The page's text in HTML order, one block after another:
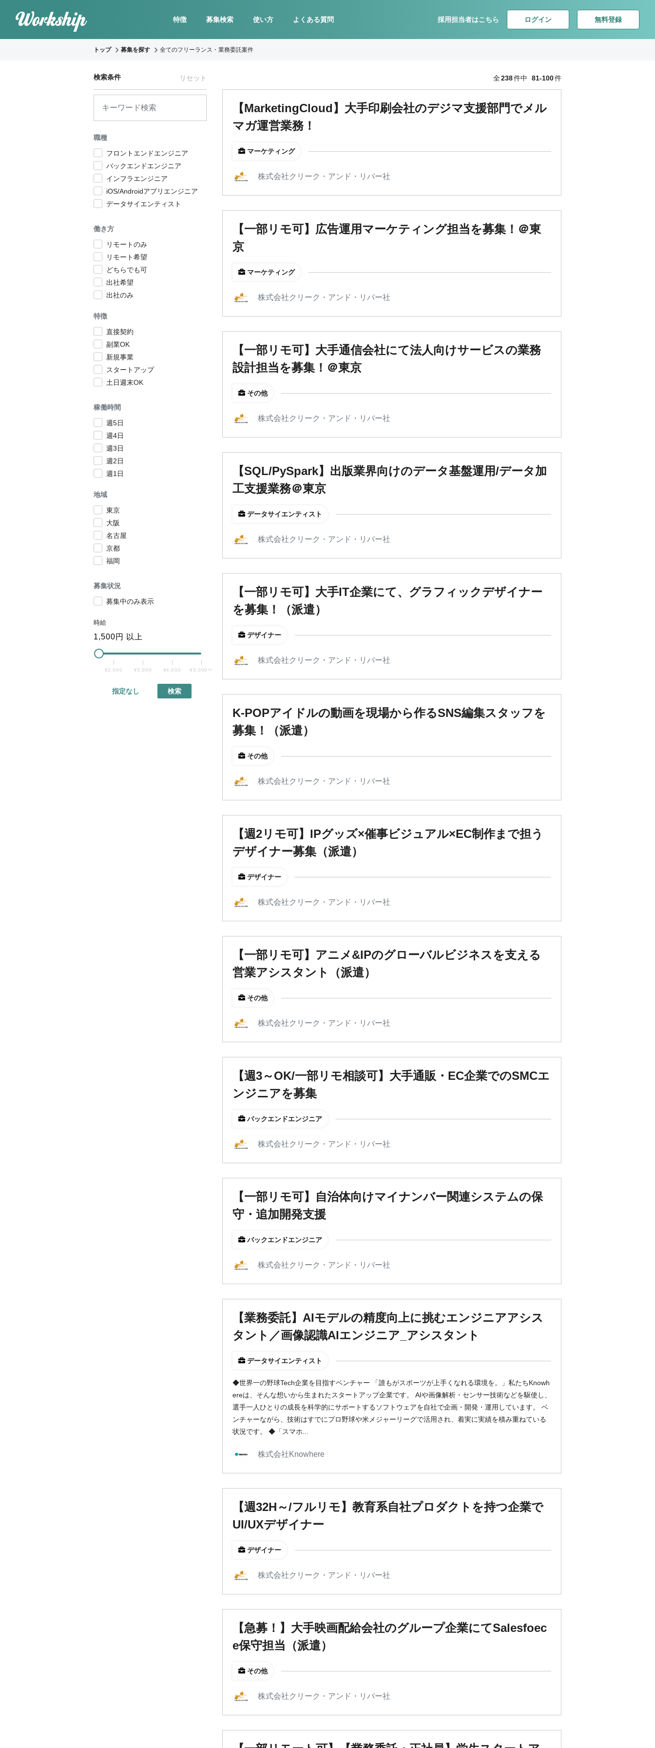
特徴 募集検索 使い方 よくある質問 採用担当者はこちら ログイン 無料登録
トップ 募集を探す 全てのフリーランス・業務委託案件
検索条件 リセット
職種
フロントエンドエンジニア
バックエンドエンジニア
インフラエンジニア
iOS/Androidアプリエンジニア
データサイエンティスト
働き方
リモートのみ
リモート希望
どちらでも可
出社希望
出社のみ
特徴
直接契約
副業OK
新規事業
スタートアップ
土日週末OK
稼働時間
週5日
週4日
週3日
週2日
週1日
地域
東京
大阪
名古屋
京都
福岡
募集状況
募集中のみ表示
時給
1,500円 以上
¥2,000 ¥3,000 ¥4,000 ¥5,000〜
指定なし 検索
全238件中 81-100件
【MarketingCloud】大手印刷会社のデジマ支援部門でメル
マガ運営業務！
マーケティング
株式会社クリーク・アンド・リバー社
【一部リモ可】広告運用マーケティング担当を募集！＠東
京
マーケティング
株式会社クリーク・アンド・リバー社
【一部リモ可】大手通信会社にて法人向けサービスの業務
設計担当を募集！＠東京
その他
株式会社クリーク・アンド・リバー社
【SQL/PySpark】出版業界向けのデータ基盤運用/データ加
工支援業務＠東京
データサイエンティスト
株式会社クリーク・アンド・リバー社
【一部リモ可】大手IT企業にて、グラフィックデザイナー
を募集！（派遣）
デザイナー
株式会社クリーク・アンド・リバー社
K-POPアイドルの動画を現場から作るSNS編集スタッフを
募集！（派遣）
その他
株式会社クリーク・アンド・リバー社
【週2リモ可】IPグッズ×催事ビジュアル×EC制作まで担う
デザイナー募集（派遣）
デザイナー
株式会社クリーク・アンド・リバー社
【一部リモ可】アニメ&IPのグローバルビジネスを支える
営業アシスタント（派遣）
その他
株式会社クリーク・アンド・リバー社
【週3～OK/一部リモ相談可】大手通販・EC企業でのSMCエ
ンジニアを募集
バックエンドエンジニア
株式会社クリーク・アンド・リバー社
【一部リモ可】自治体向けマイナンバー関連システムの保
守・追加開発支援
バックエンドエンジニア
株式会社クリーク・アンド・リバー社
【業務委託】AIモデルの精度向上に挑むエンジニアアシス
タント／画像認識AIエンジニア_アシスタント
データサイエンティスト
◆世界一の野球Tech企業を目指すベンチャー 「誰もがスポーツが上手くなれる環境を。」私たちKnowh
ereは、そんな想いから生まれたスタートアップ企業です。 AIや画像解析・センサー技術などを駆使し、
選手一人ひとりの成長を科学的にサポートするソフトウェアを自社で企画・開発・運用しています。 ベ
ンチャーながら、技術はすでにプロ野球や米メジャーリーグで活用され、着実に実績を積み重ねている
状況です。 ◆「スマホ...
株式会社Knowhere
【週32H～/フルリモ】教育系自社プロダクトを持つ企業で
UI/UXデザイナー
デザイナー
株式会社クリーク・アンド・リバー社
【急募！】大手映画配給会社のグループ企業にてSalesfoec
e保守担当（派遣）
その他
株式会社クリーク・アンド・リバー社